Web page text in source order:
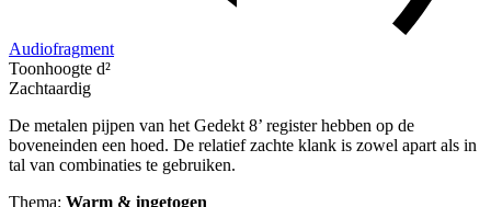
Audiofragment
Toonhoogte d²
Zachtaardig
De metalen pijpen van het Gedekt 8’ register hebben op de
boveneinden een hoed. De relatief zachte klank is zowel apart als in
tal van combinaties te gebruiken.
Thema: Warm & ingetogen